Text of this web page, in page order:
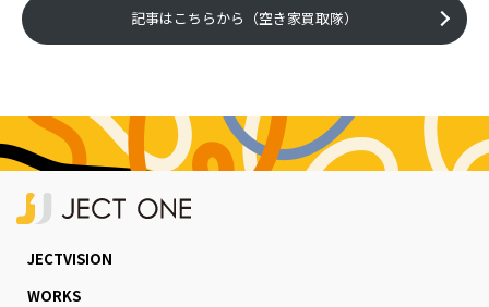
記事はこちらから（空き家買取隊）
JECTVISION
WORKS